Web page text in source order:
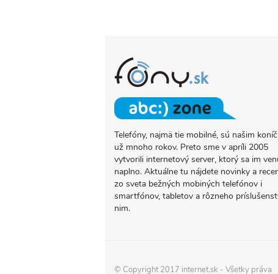
O
PROJEKTE
FONY.SK
Telefóny, najmä tie mobilné, sú našim
už mnoho rokov. Preto sme v apríli 2005
vytvorili internetový server, ktorý sa im
naplno. Aktuálne tu nájdete novinky a
zo sveta bežných mobiných telefónov i
smartfónov, tabletov a rôzneho
nim.
© Copyright 2017 internet.sk - Všetky práva